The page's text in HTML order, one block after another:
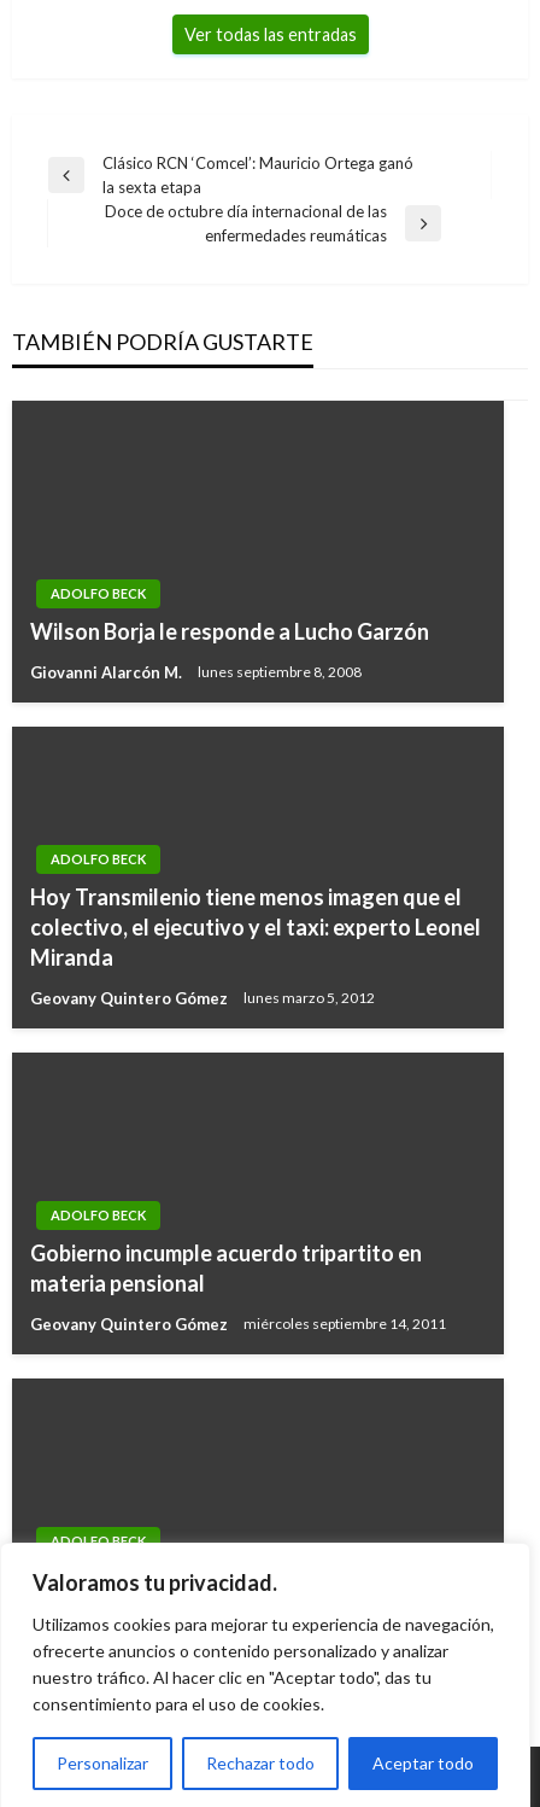
Valoramos tu privacidad.
Utilizamos cookies para mejorar tu experiencia de navegación,
ofrecerte anuncios o contenido personalizado y analizar
nuestro tráfico. Al hacer clic en "Aceptar todo", das tu
consentimiento para el uso de cookies.
Personalizar Rechazar todo Aceptar todo
Ver todas las entradas
Navegación
Entrada
Clásico RCN ‘Comcel’: Mauricio Ortega ganó
la sexta etapa
Doce de octubre día internacional de las
enfermedades reumáticas
TAMBIÉN PODRÍA GUSTARTE
ADOLFO BECK
Wilson Borja le responde a Lucho Garzón
Giovanni Alarcón M. lunes septiembre 8, 2008
ADOLFO BECK
Hoy Transmilenio tiene menos imagen que el
colectivo, el ejecutivo y el taxi: experto Leonel
Miranda
Geovany Quintero Gómez lunes marzo 5, 2012
ADOLFO BECK
Gobierno incumple acuerdo tripartito en
materia pensional
Geovany Quintero Gómez miércoles septiembre 14, 2011
ADOLFO BECK
Consultorio jurídico abierto ley de Habeas
Ariel Cabrera martes diciembre 9, 2008